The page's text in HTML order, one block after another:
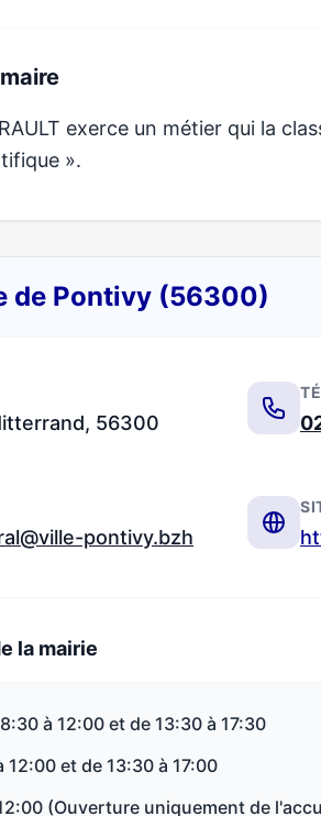
exerce un métier qui la
».
de Pontivy (56300)
56300
pontivy.bzh
la mairie
à 12:00 et de 13:30 à 17:30
et de 13:30 à 17:00
(Ouverture uniquement de